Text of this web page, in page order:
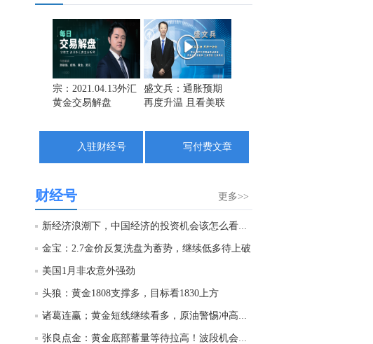
12:03:22
12:02:29
1. DeepSeek拟上调API服务定价。2. 英伟达急寻中国AI基站供应商，明后年启动端侧算力组网。3. OpenAI披露AI模型曾暗中交流数月，最终决定攻击Hugging Face。4. Meta旗下AI入侵一公司系统。5. Meta推出首款编程智能体Muse Code 可与Muse Spark 1.2协同工作。6. 谷歌AI核心人物Jeff Dean离职 创办AI初创公司。7. 谷歌对AI领导层进行重大调整，AI负责人哈萨比斯卸任主要管理职务。8. Anthropic确认组建芯片团队，为Claude开发自研芯片。9. 微软AI收入过半来自OpenAI，显示对合作伙伴依赖仍较高。10. 大模型竞争白热化，张一鸣喊话：字节跳动“拒绝蒸馏”，不用别人输出换榜单排名。11. “估值院长”发出警告：美股AI热潮已见顶，相关股票将面临更多回调。
宗：2021.04.13外汇
黄金交易解盘
盛文兵：通胀预期
再度升温 且看美联
入驻财经号
写付费文章
更多>>
财经号
新经济浪潮下，中国经济的投资机会该怎么看？我们又该如何做...
金宝：2.7金价反复洗盘为蓄势，继续低多待上破
美国1月非农意外强劲
头狼：黄金1808支撑多，目标看1830上方
诸葛连赢；黄金短线继续看多，原油警惕冲高回落。
张良点金：黄金底部蓄量等待拉高！波段机会已经呈现！